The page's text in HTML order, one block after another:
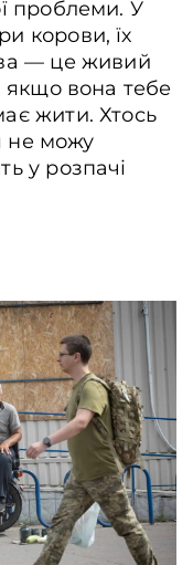
проблеми. У
корови, їх
― це живий
якщо вона тебе
жити. Хтось
не можу
у розпачі